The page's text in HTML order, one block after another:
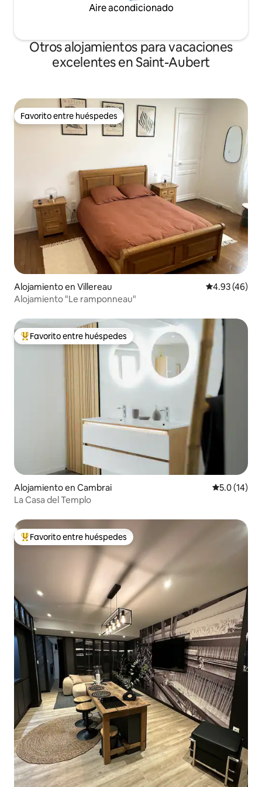
Aire acondicionado
Otros alojamientos para vacaciones
excelentes en Saint-Aubert
Favorito entre huéspedes
Favorito entre huéspedes
Alojamiento en Villereau Calificación
4.93 (46)
Alojamiento "Le ramponneau"
Favorito entre huéspedes preferido
Favorito entre huéspedes
Alojamiento en Cambrai Calificación
5.0 (14)
La Casa del Templo
Favorito entre huéspedes preferido
Favorito entre huéspedes